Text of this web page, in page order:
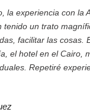
la experiencia con la
tenido un trato
facilitar las cosas.
el hotel en el Cairo,
Repetiré